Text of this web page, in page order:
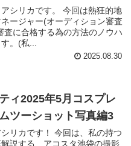
シリカです。 今回は熱狂的地
ージャー(オーディション審査
査に合格する為の方法のノウハ
。(私...
2025.08.30
ィ2025年5月コスプレ
ツーショット写真編3
リカです！ 今回は、私の持つ
説する、アコスタ池袋の撮影